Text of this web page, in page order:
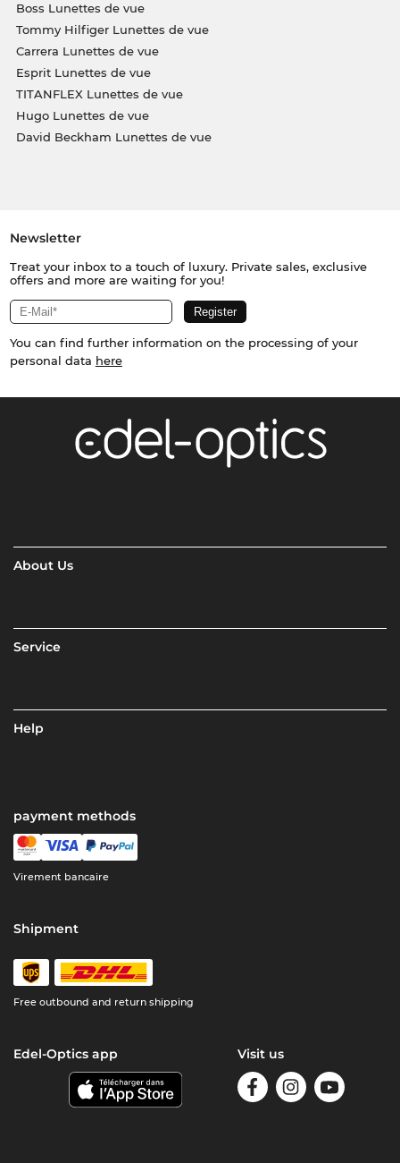
Boss Lunettes de vue
Tommy Hilfiger Lunettes de vue
Carrera Lunettes de vue
Esprit Lunettes de vue
TITANFLEX Lunettes de vue
Hugo Lunettes de vue
David Beckham Lunettes de vue
Newsletter
Treat your inbox to a touch of luxury. Private sales, exclusive
offers and more are waiting for you!
You can find further information on the processing of your
personal data here
About Us
Service
Help
payment methods
Virement bancaire
Shipment
Free outbound and return shipping
Edel-Optics app Visit us